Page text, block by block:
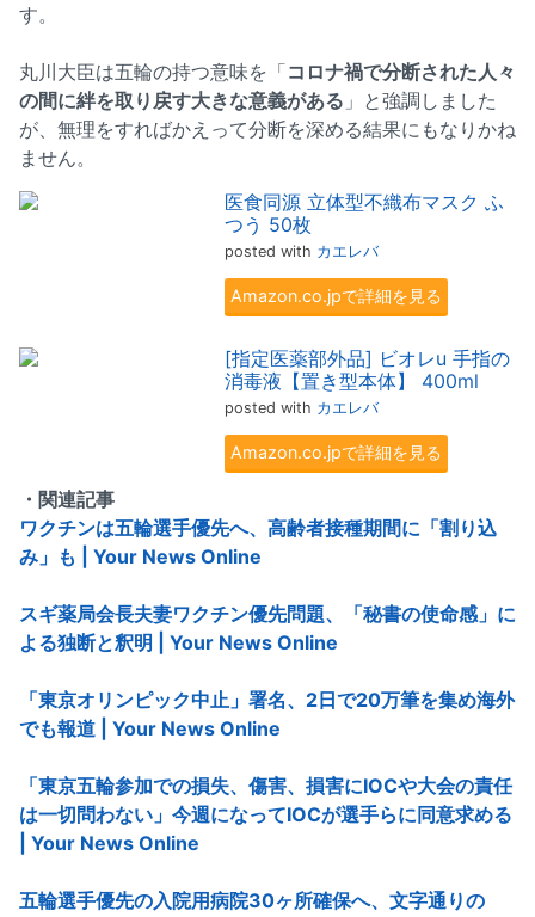
す。
丸川大臣は五輪の持つ意味を「コロナ禍で分断された人々
の間に絆を取り戻す大きな意義がある 」と強調しました
が、無理をすればかえって分断を深める結果にもなりかね
ません。
医食同源 立体型不織布マスク ふ
つう 50枚
posted with カエレバ
Amazon.co.jpで詳細を見る
[指定医薬部外品] ビオレu 手指の
消毒液【置き型本体】 400ml
posted with カエレバ
Amazon.co.jpで詳細を見る
・関連記事
ワクチンは五輪選手優先へ、高齢者接種期間に「割り込
み」も | Your News Online
スギ薬局会長夫妻ワクチン優先問題、「秘書の使命感」に
よる独断と釈明 | Your News Online
「東京オリンピック中止」署名、2日で20万筆を集め海外
でも報道 | Your News Online
「東京五輪参加での損失、傷害、損害にIOCや大会の責任
は一切問わない」今週になってIOCが選手らに同意求める
| Your News Online
五輪選手優先の入院用病院30ヶ所確保へ、文字通りの